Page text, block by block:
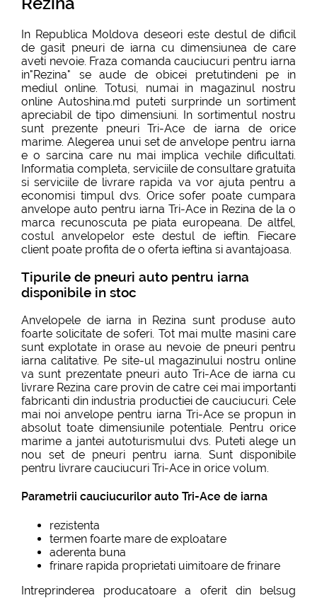
In Republica Moldova deseori este destul de dificil
de gasit pneuri de iarna cu dimensiunea de care
aveti nevoie. Fraza comanda cauciucuri pentru iarna
in"Rezina" se aude de obicei pretutindeni pe in
mediul online. Totusi, numai in magazinul nostru
online Autoshina.md puteti surprinde un sortiment
apreciabil de tipo dimensiuni. In sortimentul nostru
sunt prezente pneuri Tri-Ace de iarna de orice
marime. Alegerea unui set de anvelope pentru iarna
e o sarcina care nu mai implica vechile dificultati.
Informatia completa, serviciile de consultare gratuita
si serviciile de livrare rapida va vor ajuta pentru a
economisi timpul dvs. Orice sofer poate cumpara
anvelope auto pentru iarna Tri-Ace in Rezina de la o
marca recunoscuta pe piata europeana. De altfel,
costul anvelopelor este destul de ieftin. Fiecare
client poate profita de o oferta ieftina si avantajoasa.
Tipurile de pneuri auto pentru iarna
disponibile in stoc
Anvelopele de iarna in Rezina sunt produse auto
foarte solicitate de soferi. Tot mai multe masini care
sunt explotate in orase au nevoie de pneuri pentru
iarna calitative. Pe site-ul magazinului nostru online
va sunt prezentate pneuri auto Tri-Ace de iarna cu
livrare Rezina care provin de catre cei mai importanti
fabricanti din industria productiei de cauciucuri. Cele
mai noi anvelope pentru iarna Tri-Ace se propun in
absolut toate dimensiunile potentiale. Pentru orice
marime a jantei autoturismului dvs. Puteti alege un
nou set de pneuri pentru iarna. Sunt disponibile
pentru livrare cauciucuri Tri-Ace in orice volum.
Parametrii cauciucurilor auto Tri-Ace de iarna
rezistenta
termen foarte mare de exploatare
aderenta buna
frinare rapida proprietati uimitoare de frinare
Intreprinderea producatoare a oferit din belsug